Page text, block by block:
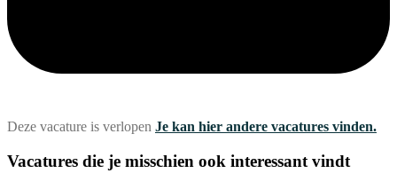
Deze vacature is verlopen Je kan hier andere vacatures vinden.
Vacatures die je misschien ook interessant vindt